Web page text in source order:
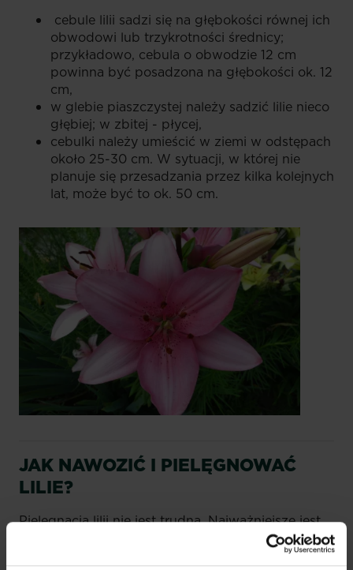
cebule lilii sadzi się na głębokości równej ich
obwodowi lub trzykrotności średnicy;
przykładowo, cebula o obwodzie 12 cm
powinna być posadzona na głębokości ok. 12
cm,
w glebie piaszczystej należy sadzić lilie nieco
głębiej; w zbitej - płycej,
cebulki należy umieścić w ziemi w odstępach
około 25-30 cm. W sytuacji, w której nie
planuje się przesadzania przez kilka kolejnych
lat, może być to ok. 50 cm.
JAK NAWOZIĆ I PIELĘGNOWAĆ
LILIE?
Pielęgnacja lilii nie jest trudna. Najważniejsze jest